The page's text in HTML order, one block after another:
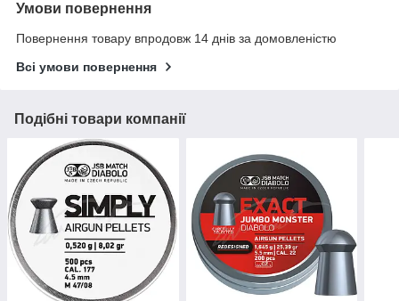
Умови повернення
Повернення товару впродовж 14 днів за домовленістю
Всі умови повернення
Подібні товари компанії